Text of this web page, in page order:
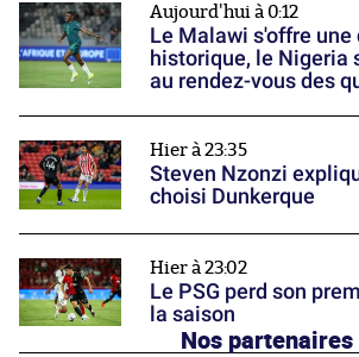
Aujourd'hui à 0:12
Le Malawi s'offre
historique, le Nigeria
au rendez-vous des
Hier à 23:35
Steven Nzonzi
choisi Dunkerque
Hier à 23:02
Le PSG perd son
la saison
Nos partenaires